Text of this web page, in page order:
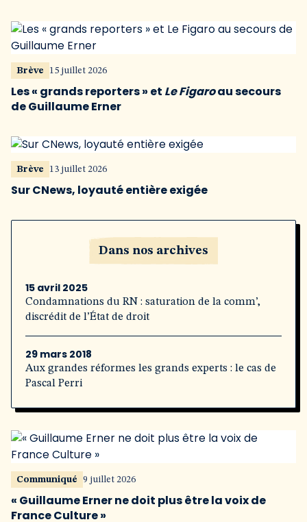
Brève 15 juillet 2026
Les « grands reporters » et Le Figaroau secours
de Guillaume Erner
Brève 13 juillet 2026
Sur CNews, loyauté entière exigée
Dans nos archives
15 avril 2025
Condamnations du RN : saturation de la comm’,
discrédit de l’État de droit
29 mars 2018
Aux grandes réformes les grands experts : le cas de
Pascal Perri
Communiqué 9 juillet 2026
« Guillaume Erner ne doit plus être la voix de
France Culture »